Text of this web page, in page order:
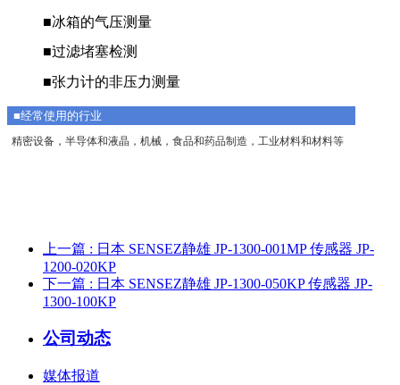
■冰箱的气压测量
■过滤堵塞检测
■张力计的非压力测量
■经常使用的行业
精密设备，半导体和液晶，机械，食品和药品制造，工业材料和材料等
上一篇 : 日本 SENSEZ静雄 JP-1300-001MP 传感器 JP-
1200-020KP
下一篇 : 日本 SENSEZ静雄 JP-1300-050KP 传感器 JP-
1300-100KP
公司动态
媒体报道